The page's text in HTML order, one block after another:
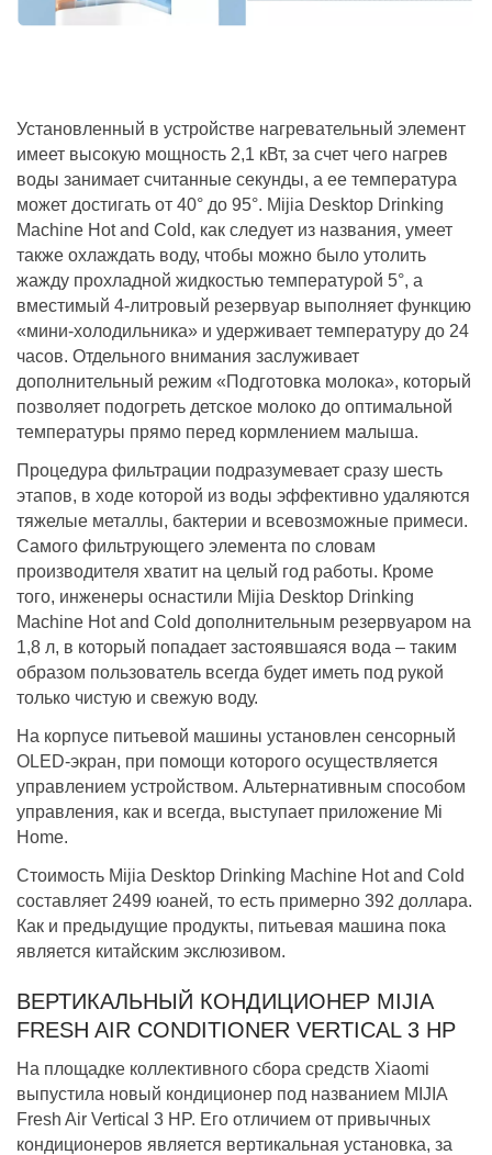
Установленный в устройстве нагревательный элемент
имеет высокую мощность 2,1 кВт, за счет чего нагрев
воды занимает считанные секунды, а ее температура
может достигать от 40° до 95°. Mijia Desktop Drinking
Machine Hot and Cold, как следует из названия, умеет
также охлаждать воду, чтобы можно было утолить
жажду прохладной жидкостью температурой 5°, а
вместимый 4-литровый резервуар выполняет функцию
«мини-холодильника» и удерживает температуру до 24
часов. Отдельного внимания заслуживает
дополнительный режим «Подготовка молока», который
позволяет подогреть детское молоко до оптимальной
температуры прямо перед кормлением малыша.
Процедура фильтрации подразумевает сразу шесть
этапов, в ходе которой из воды эффективно удаляются
тяжелые металлы, бактерии и всевозможные примеси.
Самого фильтрующего элемента по словам
производителя хватит на целый год работы. Кроме
того, инженеры оснастили Mijia Desktop Drinking
Machine Hot and Cold дополнительным резервуаром на
1,8 л, в который попадает застоявшаяся вода – таким
образом пользователь всегда будет иметь под рукой
только чистую и свежую воду.
На корпусе питьевой машины установлен сенсорный
OLED-экран, при помощи которого осуществляется
управлением устройством. Альтернативным способом
управления, как и всегда, выступает приложение Mi
Home.
Стоимость Mijia Desktop Drinking Machine Hot and Cold
составляет 2499 юаней, то есть примерно 392 доллара.
Как и предыдущие продукты, питьевая машина пока
является китайским экслюзивом.
ВЕРТИКАЛЬНЫЙ КОНДИЦИОНЕР MIJIA
FRESH AIR CONDITIONER VERTICAL 3 HP
На площадке коллективного сбора средств Xiaomi
выпустила новый кондиционер под названием MIJIA
Fresh Air Vertical 3 HP. Его отличием от привычных
кондиционеров является вертикальная установка, за